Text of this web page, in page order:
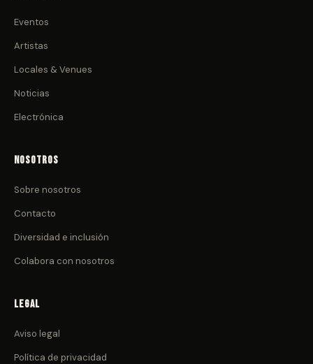
Eventos
Artistas
Locales & Venues
Noticias
Electrónica
Nosotros
Sobre nosotros
Contacto
Diversidad e inclusión
Colabora con nosotros
Legal
Aviso legal
Política de privacidad